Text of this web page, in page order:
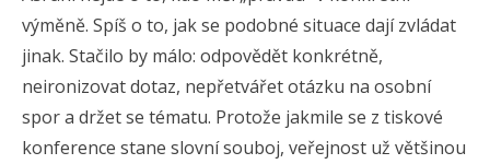
výměně. Spíš o to, jak se podobné situace dají zvládat
jinak. Stačilo by málo: odpovědět konkrétně,
neironizovat dotaz, nepřetvářet otázku na osobní
spor a držet se tématu. Protože jakmile se z tiskové
konference stane slovní souboj, veřejnost už většinou